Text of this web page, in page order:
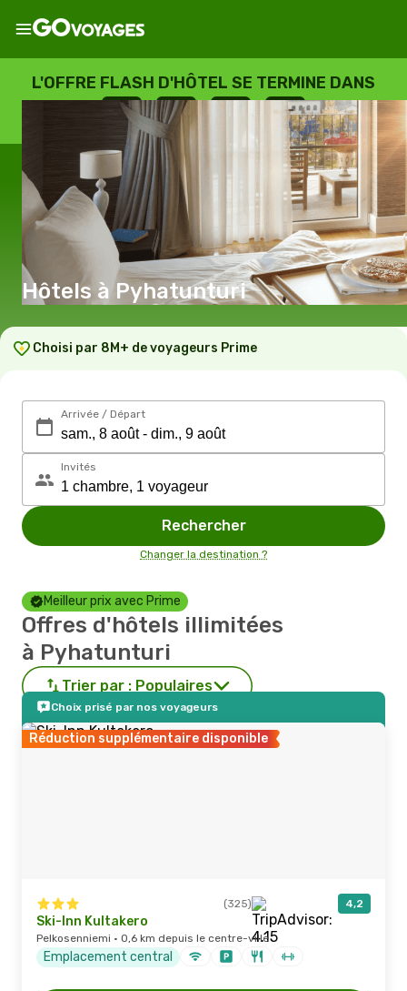
L'OFFRE FLASH D'HÔTEL SE TERMINE DANS
--
JOURS
: --
HEURES
: --
SECONDES
Hôtels à Pyhatunturi
Choisi par 8M+ de voyageurs Prime
Arrivée / Départ
Invités
Rechercher
Changer la destination ?
Meilleur prix avec Prime
Offres d'hôtels illimitées
à Pyhatunturi
Trier par : Populaires
Choix prisé par nos voyageurs
Réduction supplémentaire disponible
(325) 4,2
Ski-Inn Kultakero
Pelkosenniemi · 0,6 km depuis le centre-ville
Emplacement central